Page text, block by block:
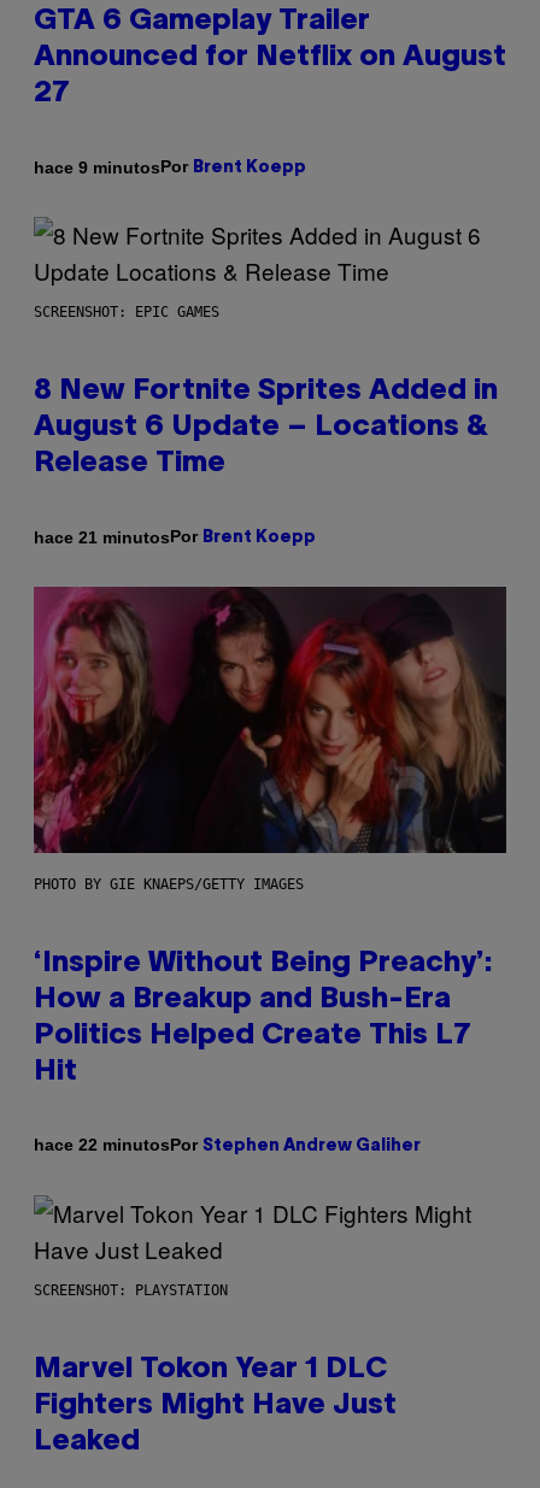
GTA 6 Gameplay Trailer
Announced for Netflix on August
27
hace 9 minutosPor Brent Koepp
SCREENSHOT: EPIC GAMES
8 New Fortnite Sprites Added in
August 6 Update – Locations &
Release Time
hace 21 minutosPor Brent Koepp
PHOTO BY GIE KNAEPS/GETTY IMAGES
‘Inspire Without Being Preachy’:
How a Breakup and Bush-Era
Politics Helped Create This L7
Hit
hace 22 minutosPor Stephen Andrew Galiher
SCREENSHOT: PLAYSTATION
Marvel Tokon Year 1 DLC
Fighters Might Have Just
Leaked